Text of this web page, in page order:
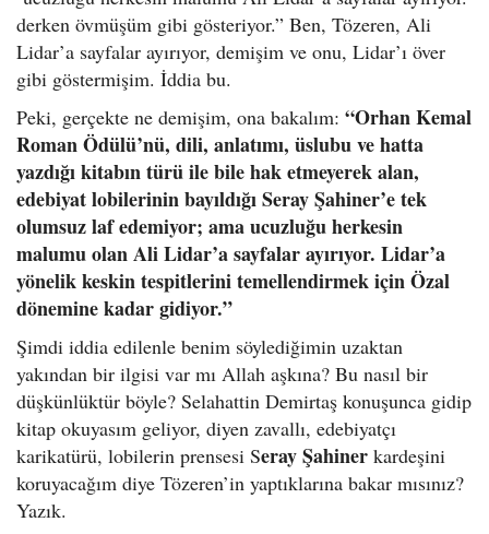
derken övmüşüm gibi gösteriyor.” Ben, Tözeren, Ali
Lidar’a sayfalar ayırıyor, demişim ve onu, Lidar’ı över
gibi göstermişim. İddia bu.
Peki, gerçekte ne demişim, ona bakalım: “Orhan Kemal
Roman Ödülü’nü, dili, anlatımı, üslubu ve hatta
yazdığı kitabın türü ile bile hak etmeyerek alan,
edebiyat lobilerinin bayıldığı Seray Şahiner’e tek
olumsuz laf edemiyor; ama ucuzluğu herkesin
malumu olan Ali Lidar’a sayfalar ayırıyor. Lidar’a
yönelik keskin tespitlerini temellendirmek için Özal
dönemine kadar gidiyor.”
Şimdi iddia edilenle benim söylediğimin uzaktan
yakından bir ilgisi var mı Allah aşkına? Bu nasıl bir
düşkünlüktür böyle? Selahattin Demirtaş konuşunca gidip
kitap okuyasım geliyor, diyen zavallı, edebiyatçı
karikatürü, lobilerin prensesi Seray Şahiner kardeşini
koruyacağım diye Tözeren’in yaptıklarına bakar mısınız?
Yazık.